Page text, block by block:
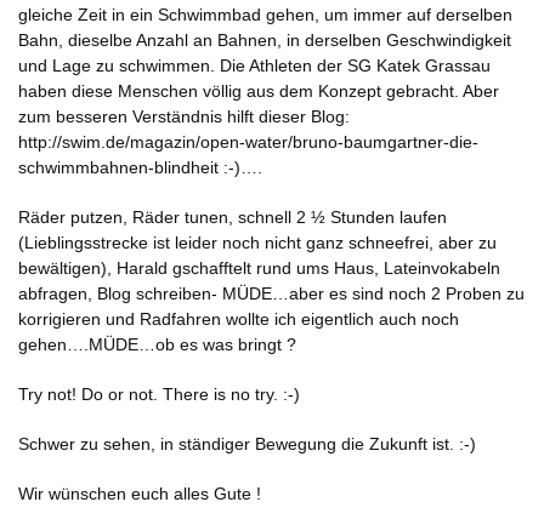
gleiche Zeit in ein Schwimmbad gehen, um immer auf derselben
Bahn, dieselbe Anzahl an Bahnen, in derselben Geschwindigkeit
und Lage zu schwimmen. Die Athleten der SG Katek Grassau
haben diese Menschen völlig aus dem Konzept gebracht. Aber
zum besseren Verständnis hilft dieser Blog:
http://swim.de/magazin/open-water/bruno-baumgartner-die-
schwimmbahnen-blindheit :-)….
Räder putzen, Räder tunen, schnell 2 ½ Stunden laufen
(Lieblingsstrecke ist leider noch nicht ganz schneefrei, aber zu
bewältigen), Harald gschafftelt rund ums Haus, Lateinvokabeln
abfragen, Blog schreiben- MÜDE…aber es sind noch 2 Proben zu
korrigieren und Radfahren wollte ich eigentlich auch noch
gehen….MÜDE…ob es was bringt ?
Try not! Do or not. There is no try. :-)
Schwer zu sehen, in ständiger Bewegung die Zukunft ist. :-)
Wir wünschen euch alles Gute !